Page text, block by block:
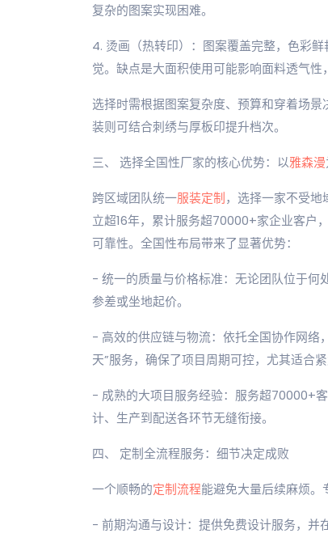
复杂的图案实现困难。
4. 烫画（热转印）：图案覆盖完整，色彩
觉。缺点是大面积使用可能影响面料透气性
选择时需根据图案复杂度、预算和穿着场
装则可结合刺绣与厚板印提升档次。
三、 选择全国性厂家的核心优势：以雅森漫
跨区域团队统一服装定制 ，选择一家不受
立超16年，累计服务超70000+家企业客户
可靠性。全国性布局带来了显著优势：
- 统一的质量与价格标准：无论团队位于何
参差或坐地起价。
- 高效的供应链与物流：依托全国协作网络
天”服务，确保了项目周期可控，尤其适合紧
- 成熟的大项目服务经验：服务超70000+
计、生产到配送各环节无缝衔接。
四、 定制全流程服务：细节决定成败
一个顺畅的定制流程能避免大量后续麻烦。
- 前期沟通与设计：提供免费设计服务，并